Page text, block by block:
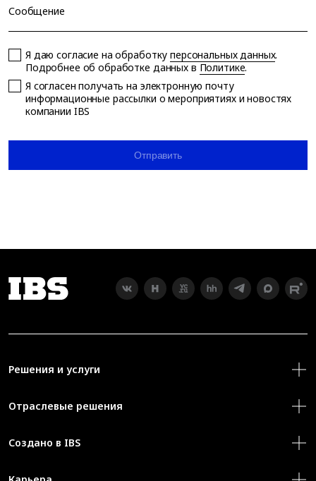
Сообщение
Я даю согласие на обработкуперсональных данных.
Подробнее об обработке данных в Политике.
Я согласен получать на электронную почту
информационные рассылки о мероприятиях и новостях
компании IBS
Отправить
Решения и услуги
Отраслевые решения
Создано в IBS